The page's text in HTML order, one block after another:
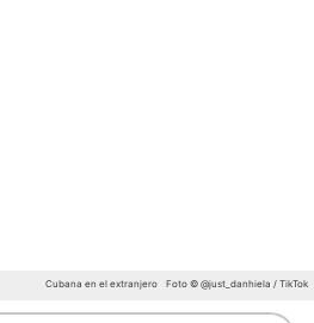
Cubana en el extranjero Foto © @just_danhiela / TikTok